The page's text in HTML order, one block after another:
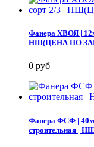
Фанера ХВОЯ |
НШ(ЦЕНА ПО
0 руб
Фанера ФСФ |
строительная |